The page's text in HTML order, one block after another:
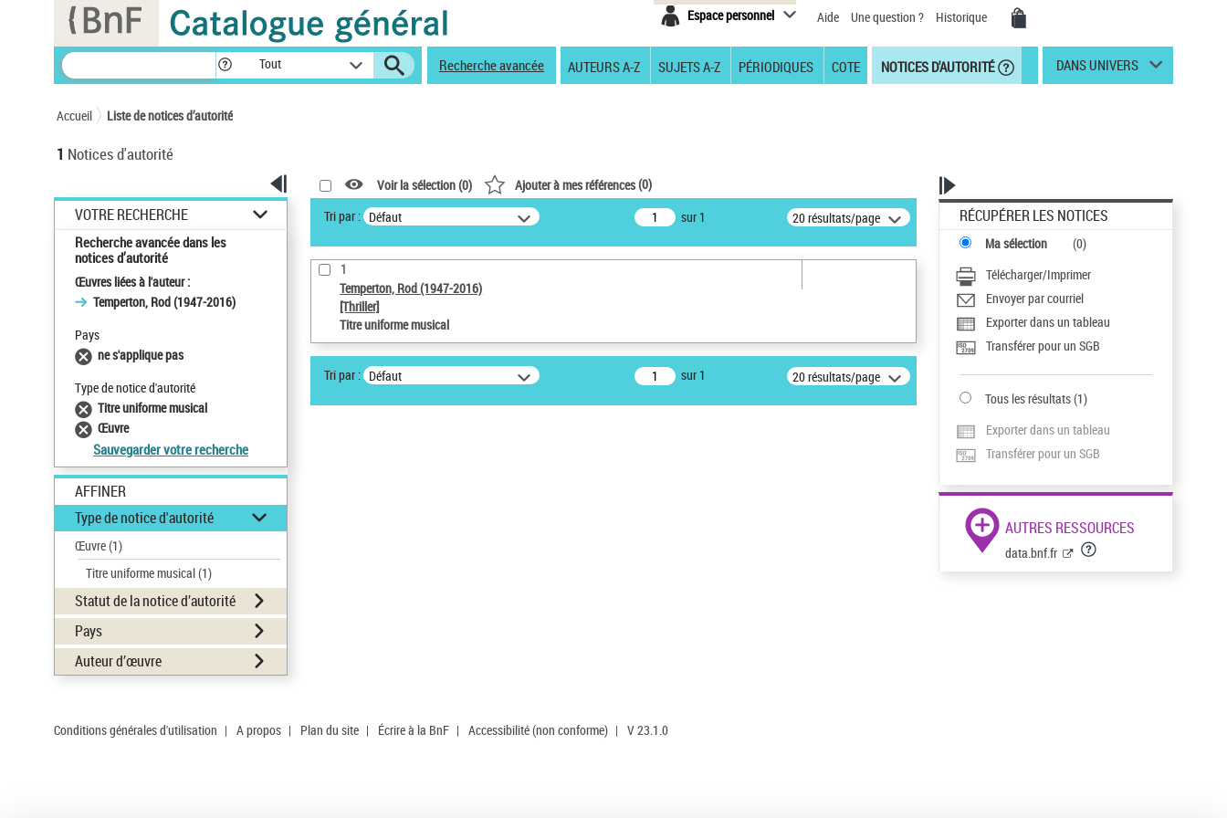
Espace personnel Aide Une question ? Historique
Tout Recherche avancée AUTEURS A-Z SUJETS A-Z PÉRIODIQUES COTE NOTICES D'AUTORITÉ DANS UNIVERS
Accueil Liste de notices d’autorité
1 Notices d'autorité
VOTRE RECHERCHE
Recherche avancée dans les
notices d’autorité
Œuvres liées à l'auteur :
Temperton, Rod (1947-2016)
Pays
ne s'applique pas
Type de notice d'autorité
Titre uniforme musical
Œuvre
Sauvegarder votre recherche
AFFINER
Type de notice d'autorité
Œuvre(1)
Titre uniforme musical(1)
Statut de la notice d’autorité
Pays
Auteur d’œuvre
Voir la sélection (0) Ajouter à mes références(0)
Tri par : Défaut sur 1 20 résultats/page
1
Temperton, Rod (1947-2016)
[Thriller]
Titre uniforme musical
Tri par : Défaut sur 1 20 résultats/page
RÉCUPÉRER LES NOTICES
Ma sélection (0)
Télécharger/Imprimer
Envoyer par courriel
Exporter dans un tableau
Transférer pour un SGB
Tous les résultats(1)
Exporter dans un tableau
Transférer pour un SGB
AUTRES RESSOURCES
data.bnf.fr
Conditions générales d'utilisation | A propos | Plan du site | Écrire à la BnF | Accessibilité (non conforme) | V 23.1.0
Panneau de gestion des cookies